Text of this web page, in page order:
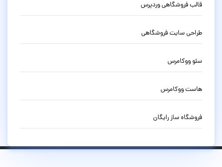
قالب فروشگاهی وردپرس
طراحی سایت فروشگاهی
سئو ووکامرس
هاست ووکامرس
فروشگاه ساز رایگان